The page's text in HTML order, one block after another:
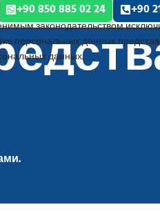
сведения о компании, номер
законодательством
персональных данных
данных.
+90 850 885 02 24 +90